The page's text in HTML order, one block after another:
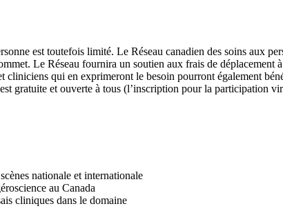
est toutefois limité. Le Réseau canadien des soins aux
Le Réseau fournira un soutien aux frais de déplacement
qui en exprimeront le besoin pourront également
gratuite et ouverte à tous (l’inscription pour la participation
nationale et internationale
au Canada
cliniques dans le domaine